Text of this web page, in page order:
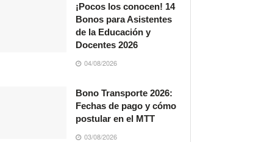
¡Pocos los conocen! 14
Bonos para Asistentes
de la Educación y
Docentes 2026
04/08/2026
Bono Transporte 2026:
Fechas de pago y cómo
postular en el MTT
03/08/2026